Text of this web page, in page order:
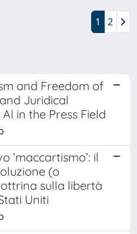
1 2
and Freedom of
Juridical
in the Press Field
’maccartismo’: il
(o
sulla libertà
Uniti